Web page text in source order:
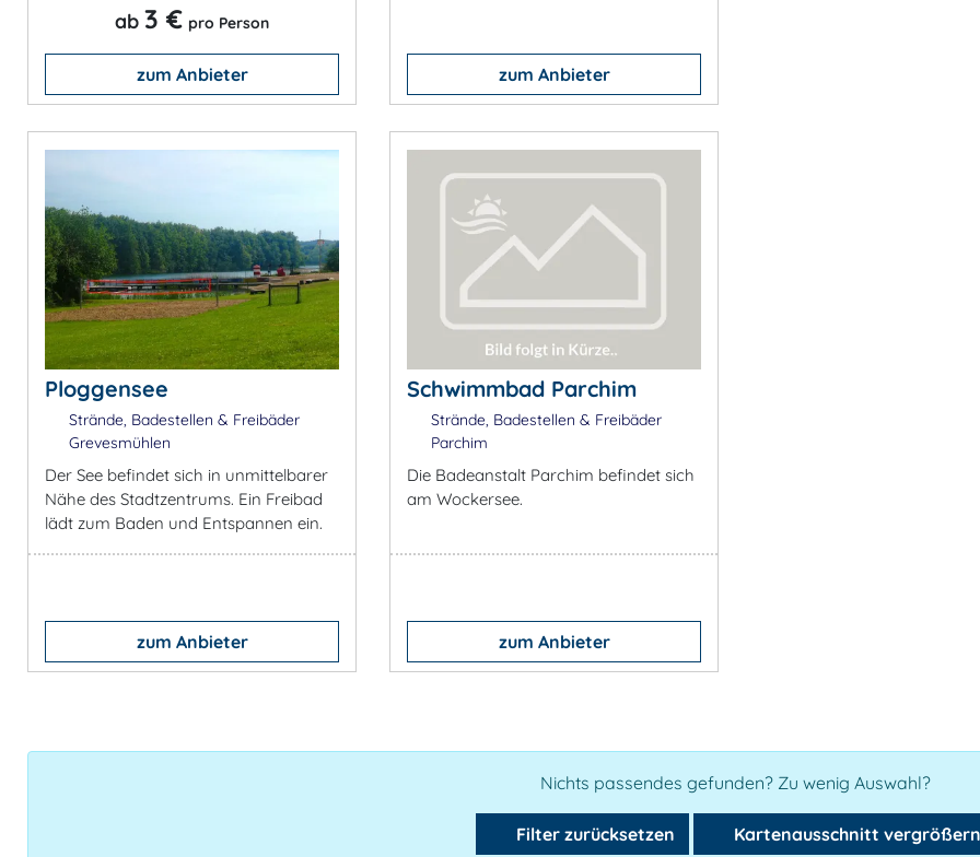
ab 3 € pro Person
zum Anbieter zum Anbieter
Ploggensee
Strände, Badestellen & Freibäder
Grevesmühlen
Der See befindet sich in unmittelbarer
Nähe des Stadtzentrums. Ein Freibad
lädt zum Baden und Entspannen ein.
zum Anbieter
Schwimmbad Parchim
Strände, Badestellen & Freibäder
Parchim
Die Badeanstalt Parchim befindet sich
am Wockersee.
zum Anbieter
Nichts passendes gefunden? Zu wenig Auswahl?
Filter zurücksetzen Kartenausschnitt vergrößern